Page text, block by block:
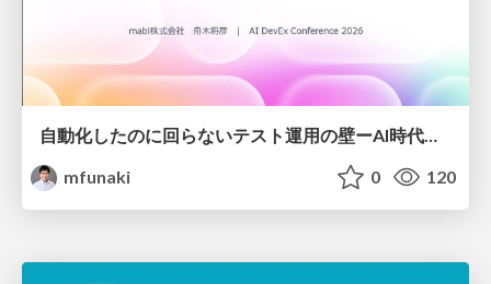
自動化したのに回らないテスト運用の壁ーAI時代の品質責任と生産性
mfunaki
0 120